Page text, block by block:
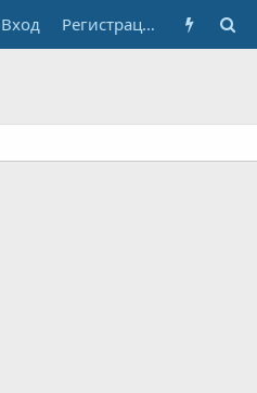
Вход Регистрация